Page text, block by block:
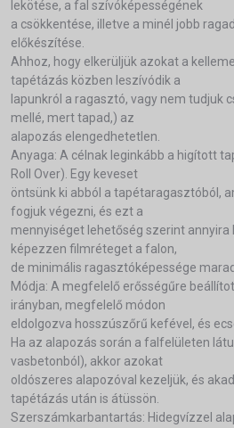
lekötése, a fal szívóképességének
a csökkentése, illetve a minél jobb
előkészítése.
Ahhoz, hogy elkerüljük azokat a
tapétázás közben leszívódik a
lapunkról a ragasztó, vagy nem tudjuk
mellé, mert tapad,) az
alapozás elengedhetetlen.
Anyaga: A célnak leginkább a higított
Roll Over). Egy keveset
öntsünk ki abból a tapétaragasztóból,
fogjuk végezni, és ezt a
mennyiséget lehetőség szerint annyira
képezzen filmréteget a falon,
de minimális ragasztóképessége
Módja: A megfelelő erősségűre
irányban, megfelelő módon
eldolgozva hosszúszőrű kefével, és
Ha az alapozás során a falfelületen
vasbetonból), akkor azokat
oldószeres alapozóval kezeljük, és
tapétázás után is átüssön.
Szerszámkarbantartás: Hidegvízzel